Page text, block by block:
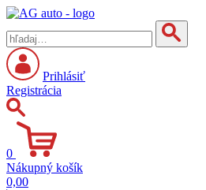
Prihlásiť
Registrácia
0
Nákupný košík
0,00